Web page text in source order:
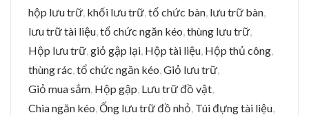
hộp lưu trữ, khối lưu trữ,tổ chức bàn, lưu trữ bàn,
lưu trữ tài liệu,tổ chức ngăn kéo,thùng lưu trữ,
Hộp lưu trữ,giỏ gập lại, Hộp tài liệu, Hộp thủ công,
thùng rác,tổ chức ngăn kéo,Giỏ lưu trữ,
Giỏ mua sắm, Hộp gập, Lưu trữ đồ vật,
Chia ngăn kéo, Ống lưu trữ đồ nhỏ, Túi đựng tài liệu,